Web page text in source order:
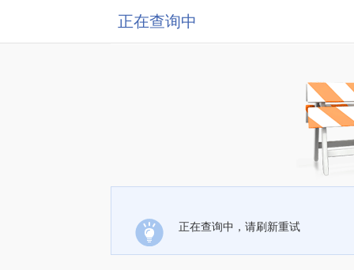
正在查询中
正在查询中，请刷新重试